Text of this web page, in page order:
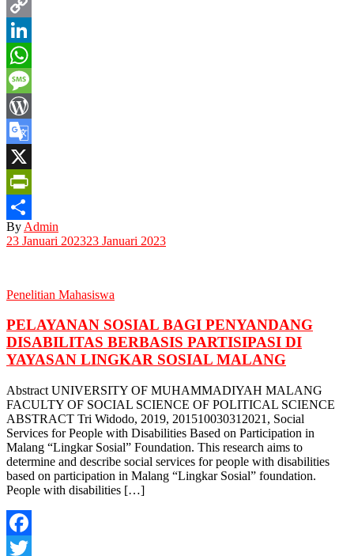
Email
Copy
Link
LinkedIn
WhatsApp
Message
WordPress
Google
Translate
X
PrintFriendly
Share
By Admin
23 Januari 202323 Januari 2023
Penelitian Mahasiswa
PELAYANAN SOSIAL BAGI PENYANDANG
DISABILITAS BERBASIS PARTISIPASI DI
YAYASAN LINGKAR SOSIAL MALANG
Abstract UNIVERSITY OF MUHAMMADIYAH MALANG
FACULTY OF SOCIAL SCIENCE OF POLITICAL SCIENCE
ABSTRACT Tri Widodo, 2019, 201510030312021, Social
Services for People with Disabilities Based on Participation in
Malang “Lingkar Sosial” Foundation. This research aims to
determine and describe social services for people with disabilities
based on participation in Malang “Lingkar Sosial” foundation.
People with disabilities […]
Facebook